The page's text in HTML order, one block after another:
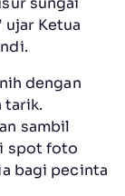
ujar Ketua
dengan
tarik.
sambil
spot foto
bagi pecinta